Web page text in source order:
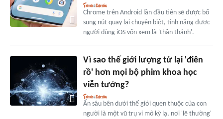
Chrome trên Android lần đầu tiên sẽ được bổ
sung nút quay lại chuyên biệt, tính năng được
người dùng iOS vốn xem là 'thần thánh'.
Vì sao thế giới lượng tử lại 'điên
rồ' hơn mọi bộ phim khoa học
viễn tưởng?
Ẩn sâu bên dưới thế giới quen thuộc của con
người là một vũ trụ vi mô kỳ lạ, nơi 'lẽ thường'